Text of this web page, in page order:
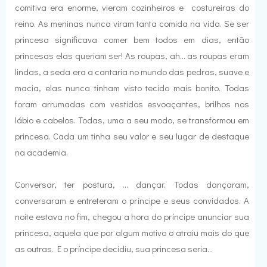
comitiva era enorme, vieram cozinheiros e costureiras do
reino. As meninas nunca viram tanta comida na vida. Se ser
princesa significava comer bem todos em dias, então
princesas elas queriam ser! As roupas, ah... as roupas eram
lindas, a seda era a cantaria no mundo das pedras, suave e
macia, elas nunca tinham visto tecido mais bonito. Todas
foram arrumadas com vestidos esvoaçantes, brilhos nos
lábio e cabelos. Todas, uma a seu modo, se transformou em
princesa. Cada um tinha seu valor e seu lugar de destaque
na academia.
Conversar, ter postura, ... dançar. Todas dançaram,
conversaram e entreteram o príncipe e seus convidados. A
noite estava no fim, chegou a hora do príncipe anunciar sua
princesa, aquela que por algum motivo o atraiu mais do que
as outras. E o príncipe decidiu, sua princesa seria...